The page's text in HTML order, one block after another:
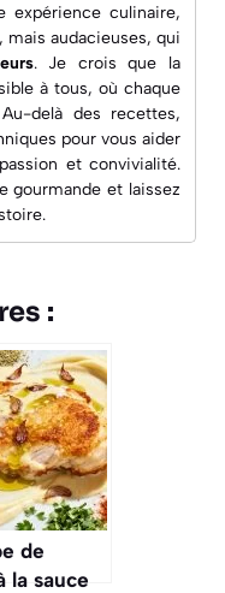
expérience culinaire,
, mais audacieuses, qui
. Je crois que la
à tous, où chaque
delà des recettes,
pour vous aider
et convivialité.
gourmande et laissez
:
de
la sauce